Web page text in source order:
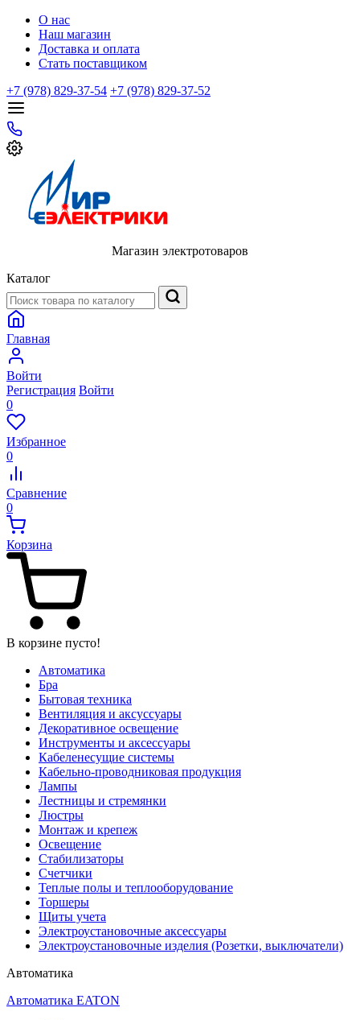
О нас
Наш магазин
Доставка и оплата
Стать поставщиком
+7 (978) 829-37-54 +7 (978) 829-37-52
Магазин электротоваров
Каталог
Главная
Войти
Регистрация Войти
0
Избранное
0
Сравнение
0
Корзина
В корзине пусто!
Автоматика
Бра
Бытовая техника
Вентиляция и аксуссуары
Декоративное освещение
Инструменты и аксессуары
Кабеленесущие системы
Кабельно-проводниковая продукция
Лампы
Лестницы и стремянки
Люстры
Монтаж и крепеж
Освещение
Стабилизаторы
Счетчики
Теплые полы и теплооборудование
Торшеры
Щиты учета
Электроустановочные аксессуары
Электроустановочные изделия (Розетки, выключатели)
Автоматика
Автоматика EATON